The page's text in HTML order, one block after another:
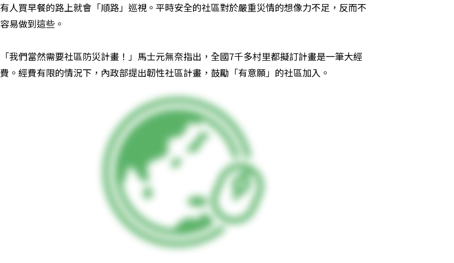
有人買早餐的路上就會「順路」巡視。平時安全的社區對於嚴重災情的想像力不足，反而不
容易做到這些。
「我們當然需要社區防災計畫！」馬士元無奈指出，全國7千多村里都擬訂計畫是一筆大經
費。經費有限的情況下，內政部提出韌性社區計畫，鼓勵「有意願」的社區加入。